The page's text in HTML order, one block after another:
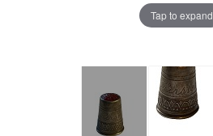
Tap to expand